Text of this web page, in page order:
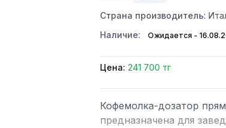
Страна производитель:
Наличие:
Ожидается -
Цена: 241 700 тг
Кофемолка-дозатор
предназначена для